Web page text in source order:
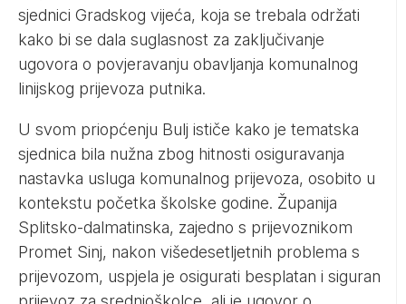
sjednici Gradskog vijeća, koja se trebala održati
kako bi se dala suglasnost za zaključivanje
ugovora o povjeravanju obavljanja komunalnog
linijskog prijevoza putnika.
U svom priopćenju Bulj ističe kako je tematska
sjednica bila nužna zbog hitnosti osiguravanja
nastavka usluga komunalnog prijevoza, osobito u
kontekstu početka školske godine. Županija
Splitsko-dalmatinska, zajedno s prijevoznikom
Promet Sinj, nakon višedesetljetnih problema s
prijevozom, uspjela je osigurati besplatan i siguran